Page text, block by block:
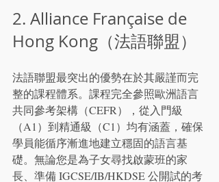
2. Alliance Française de
Hong Kong（法語聯盟）
法語聯盟最突出的優勢在於其嚴謹而完
整的課程體系。課程完全參照歐洲語言
共同參考架構（CEFR），從入門級
（A1）到精通級（C1）均有涵蓋，確保
學員能循序漸進地建立穩固的語言基
礎。無論您是為子女尋找啟蒙班的家
長、準備 IGCSE/IB/HKDSE 公開試的考